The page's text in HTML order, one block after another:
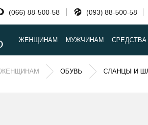
(066) 88-500-58 (093) 88-500-58
ЖЕНЩИНАМ МУЖЧИНАМ
ЖЕНЩИНАМ ОБУВЬ СЛАНЦЫ И